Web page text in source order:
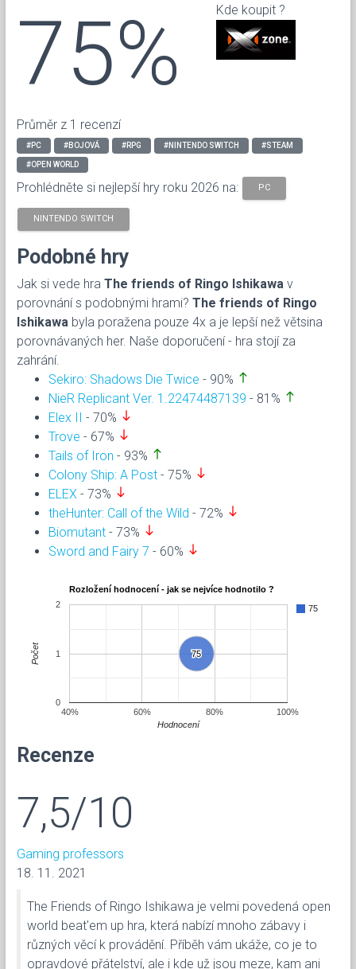
75%
Průměr z 1 recenzí
Kde koupit ?
#PC #BOJOVÁ #RPG #NINTENDO SWITCH #STEAM
#OPEN WORLD
Prohlédněte si nejlepší hry roku 2026 na: PC
NINTENDO SWITCH
Podobné hry
Jak si vede hra The friends of Ringo Ishikawa v
porovnání s podobnými hrami? The friends of Ringo
Ishikawa byla poražena pouze 4x a je lepší než větsina
porovnávaných her. Naše doporučení - hra stojí za
zahrání.
Sekiro: Shadows Die Twice - 90% north
NieR Replicant Ver. 1.22474487139 - 81% north
Elex II - 70% south
Trove - 67% south
Tails of Iron - 93% north
Colony Ship: A Post - 75% south
ELEX - 73% south
theHunter: Call of the Wild - 72% south
Biomutant - 73% south
Sword and Fairy 7 - 60% south
Rozložení hodnocení - jak se nejvíce hodnotilo ?
75
75
75
40% 60% 80% 100%
0
1
2
Hodnocení
Počet
Recenze
7,5/10
Gaming professors
18. 11. 2021
The Friends of Ringo Ishikawa je velmi povedená open
world beat'em up hra, která nabízí mnoho zábavy i
různých věcí k provádění. Příběh vám ukáže, co je to
opravdové přátelství, ale i kde už jsou meze, kam ani